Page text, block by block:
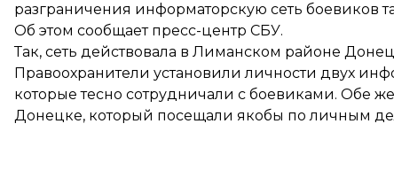
разграничения информаторскую сеть боевиков
Об этом сообщаетпресс-центр СБУ.
Так, сеть действовала в Лиманском районе
Правоохранители установили личности двух
которые тесно сотрудничали с боевиками. Обе
Донецке, который посещали якобы по личным